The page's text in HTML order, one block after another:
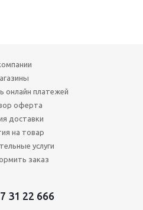
онлайн платежей
оферта
доставки
на товар
услуги
заказ
31 22 666